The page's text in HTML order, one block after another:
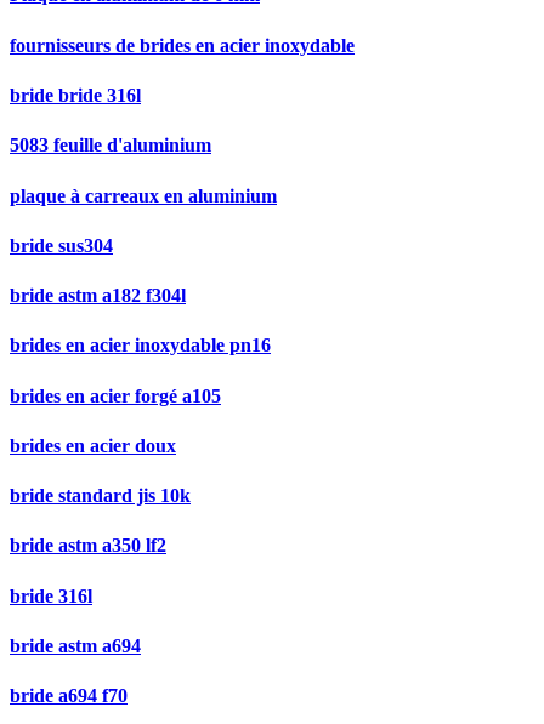
fournisseurs de brides en acier inoxydable
bride bride 316l
5083 feuille d'aluminium
plaque à carreaux en aluminium
bride sus304
bride astm a182 f304l
brides en acier inoxydable pn16
brides en acier forgé a105
brides en acier doux
bride standard jis 10k
bride astm a350 lf2
bride 316l
bride astm a694
bride a694 f70